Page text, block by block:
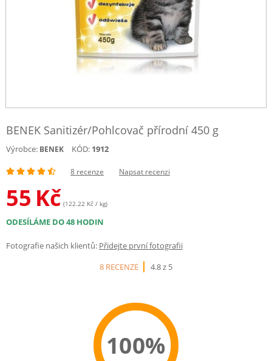
BENEK Sanitizér/Pohlcovač přírodní 450 g
Výrobce: BENEK KÓD: 1912
8 recenze Napsat recenzi
55 Kč (122.22 Kč / kg)
ODESÍLÁME DO 48 HODIN
Fotografie našich klientů: Přidejte první fotografii
8 RECENZE
4.8 z 5
100%